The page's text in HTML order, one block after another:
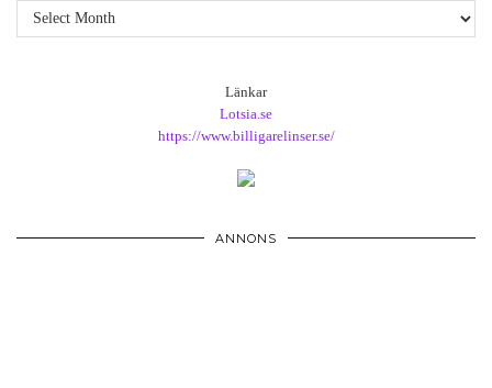
Arkiv
Länkar
Lotsia.se
https://www.billigarelinser.se/
ANNONS